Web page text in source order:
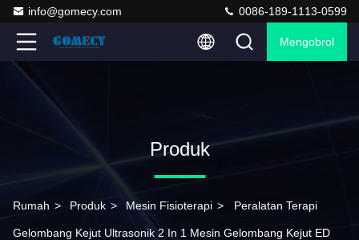
info@gomecy.com 0086-189-1113-0599
Mengobrol
Produk
Rumah > Produk > Mesin Fisioterapi > Peralatan Terapi
Gelombang Kejut Ultrasonik 2 In 1 Mesin Gelombang Kejut ED